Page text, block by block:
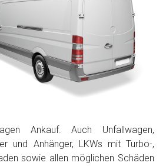
Ankauf. Auch Unfallwagen,
und Anhänger, LKWs mit Turbo-,
sowie allen möglichen Schäden